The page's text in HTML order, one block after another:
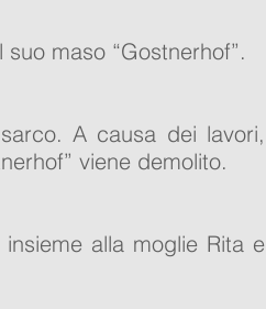
maso “Gostnerhof”.
A causa dei lavori,
viene demolito.
alla moglie Rita e